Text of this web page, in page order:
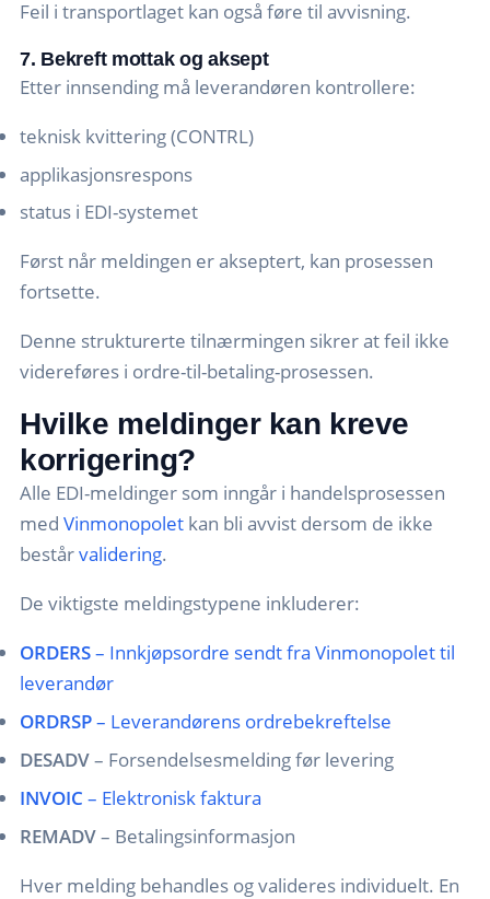
Feil i transportlaget kan også føre til avvisning.
7. Bekreft mottak og aksept
Etter innsending må leverandøren kontrollere:
teknisk kvittering (CONTRL)
applikasjonsrespons
status i EDI-systemet
Først når meldingen er akseptert, kan prosessen
fortsette.
Denne strukturerte tilnærmingen sikrer at feil ikke
videreføres i ordre-til-betaling-prosessen.
Hvilke meldinger kan kreve
korrigering?
Alle EDI-meldinger som inngår i handelsprosessen
med Vinmonopolet kan bli avvist dersom de ikke
bestårvalidering.
De viktigste meldingstypene inkluderer:
ORDERS– Innkjøpsordre sendt fra Vinmonopolet til
leverandør
ORDRSP– Leverandørens ordrebekreftelse
DESADV– Forsendelsesmelding før levering
INVOIC – Elektronisk faktura
REMADV– Betalingsinformasjon
Hver melding behandles og valideres individuelt. En